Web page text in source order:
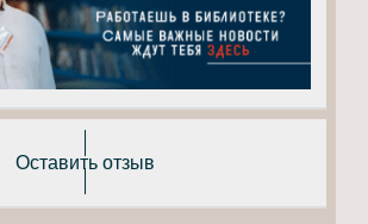
Оставить отзыв